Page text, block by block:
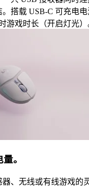
搭载 USB-C 可充电
游戏时长（开启灯光）
。
、无线或有线游戏的